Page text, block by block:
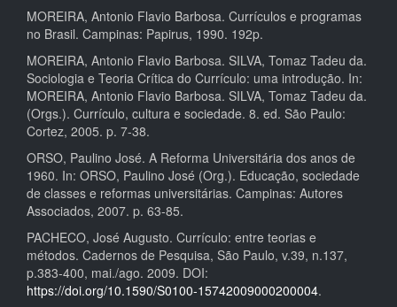
MOREIRA, Antonio Flavio Barbosa. Currículos e programas
no Brasil. Campinas: Papirus, 1990. 192p.
MOREIRA, Antonio Flavio Barbosa. SILVA, Tomaz Tadeu da.
Sociologia e Teoria Crítica do Currículo: uma introdução. In:
MOREIRA, Antonio Flavio Barbosa. SILVA, Tomaz Tadeu da.
(Orgs.). Currículo, cultura e sociedade. 8. ed. São Paulo:
Cortez, 2005. p. 7-38.
ORSO, Paulino José. A Reforma Universitária dos anos de
1960. In: ORSO, Paulino José (Org.). Educação, sociedade
de classes e reformas universitárias. Campinas: Autores
Associados, 2007. p. 63-85.
PACHECO, José Augusto. Currículo: entre teorias e
métodos. Cadernos de Pesquisa, São Paulo, v.39, n.137,
p.383-400, mai./ago. 2009. DOI:
https://doi.org/10.1590/S0100-15742009000200004.